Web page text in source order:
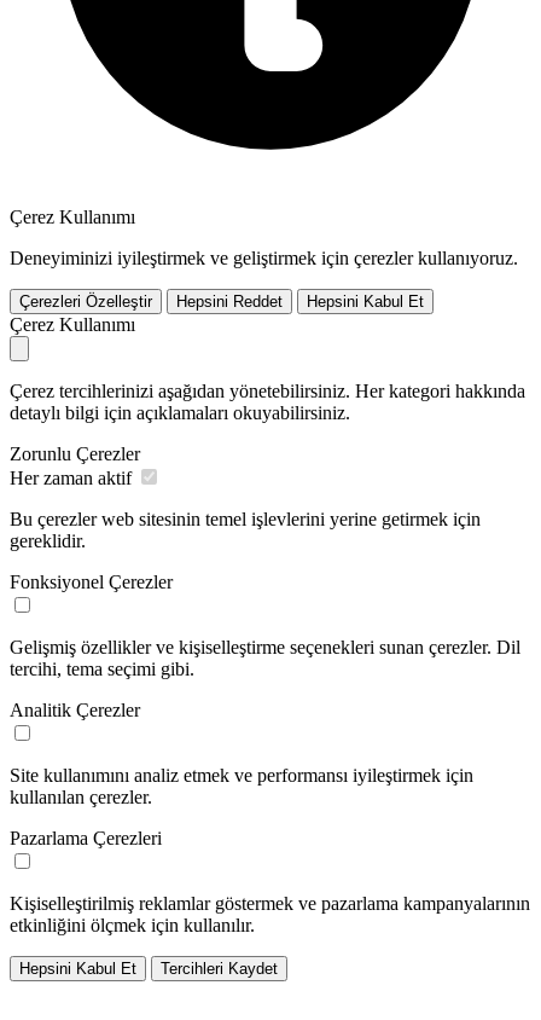
Çerez Kullanımı
Deneyiminizi iyileştirmek ve geliştirmek için çerezler kullanıyoruz.
Çerezleri Özelleştir Hepsini Reddet Hepsini Kabul Et
Çerez Kullanımı
Çerez tercihlerinizi aşağıdan yönetebilirsiniz. Her kategori hakkında
detaylı bilgi için açıklamaları okuyabilirsiniz.
Zorunlu Çerezler
Her zaman aktif
Bu çerezler web sitesinin temel işlevlerini yerine getirmek için
gereklidir.
Fonksiyonel Çerezler
Gelişmiş özellikler ve kişiselleştirme seçenekleri sunan çerezler. Dil
tercihi, tema seçimi gibi.
Analitik Çerezler
Site kullanımını analiz etmek ve performansı iyileştirmek için
kullanılan çerezler.
Pazarlama Çerezleri
Kişiselleştirilmiş reklamlar göstermek ve pazarlama kampanyalarının
etkinliğini ölçmek için kullanılır.
Hepsini Kabul Et Tercihleri Kaydet